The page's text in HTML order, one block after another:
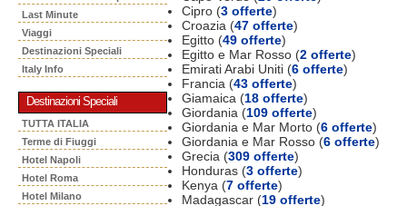
Last Minute
Viaggi
Destinazioni Speciali
Italy Info
Destinazioni Speciali
TUTTA ITALIA
Terme di Fiuggi
Hotel Napoli
Hotel Roma
Hotel Milano
Cipro (3 offerte)
Croazia (47 offerte)
Egitto (49 offerte)
Egitto e Mar Rosso (2 offerte)
Emirati Arabi Uniti (6 offerte)
Francia (43 offerte)
Giamaica (18 offerte)
Giordania (109 offerte)
Giordania e Mar Morto (6 offerte)
Giordania e Mar Rosso (6 offerte)
Grecia (309 offerte)
Honduras (3 offerte)
Kenya (7 offerte)
Madagascar (19 offerte)